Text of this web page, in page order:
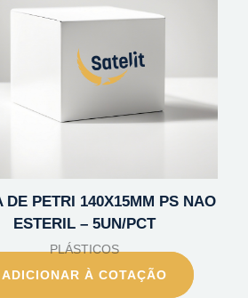
DE PETRI 140X15MM PS NAO
ESTERIL – 5UN/PCT
PLÁSTICOS
ADICIONAR À COTAÇÃO